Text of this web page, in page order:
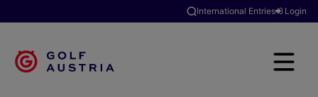
International Entries Login